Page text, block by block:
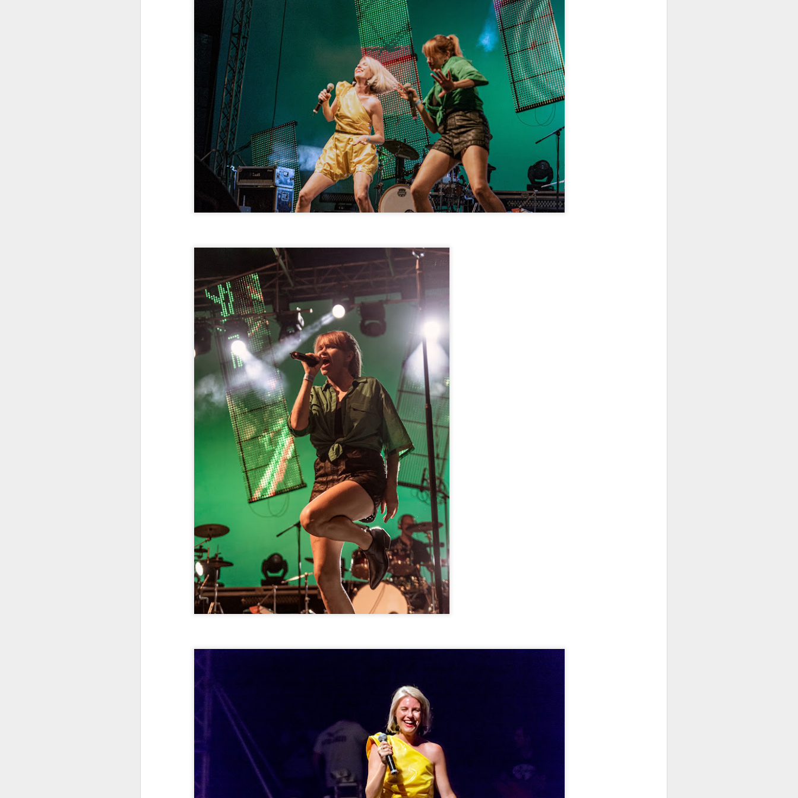
diljem svijeta.
S nizom uzbudljivih ljetnih koncerata, počevši od nastupa mega
popularne Dua Lipe 9. lipnja, pa sve do izvođača poput The Smile-a 15.
Festival čokolade u Opatiji od 10-12.11.2023 u centru
Gervais
Festival čokolade u Opatiji je najveći i najstariji hrvatski događaj
posvećen čokoladi. Ove godine, festival se održava od 10. do 12.
studenog.2023
Festival nudi razne aktivnosti koje uključuju:
- Čokoladna čarolija u Centru Gervais, gdje se okupljaju najbolji domaći i
međunarodni čokoladni brendovi i predstavljaju jedinstvene i teško
dostupne čokoladne delicije.
NOV
GLAZBENI SPEKTAKL ‘ROCK OPERA’ NA
TURNEJI HRVATSKOM održan u Rijeci
rock’n’rolla, s izvedbama najvećih hitova u izvedbi međunarodnog
simfonijskog orkestra, big banda i zbora. Na repertoaru koncerta našlo
se čak 22 hita rock-grupa koje su ostavile neizbrisiv trag na svjetskoj i
domaćoj glazbenoj sceni 20. stoljeća.
OCT
8
Izvrstan koncert u dvorani Zamet u Rijeci Pink Floyd
History - THE DARK SIDE ORCHESTRA
Koncert THE DARK SIDE ORCHESTRA Pink Floyd History bio je
jedinstveni glazbeni događaj koji je obilježio 50. obljetnicu izlaska
albuma “Dark Side of the Moon” - remek-djela grupe Pink Floyd.
Na koncertu, koji se održao u Dvorani Zamet u Rijeci 7. listopada 2023.
godine, nastupio je 30-članski simfonijski orkestar i bend Pink Floyd
History, koji je poznat po svojim vjernim interpretacijama pjesama
legendarnog benda.
SEP
19
U Opatiji održana Mediteranska izložba mačaka -
Mediterranean Winner Show
Mediteranska izložba mačaka 2023. održana je u Opatiji od 16. do 17.
rujna. Bila je to najveća felinološka manifestacija u Hrvatskoj do sada, s
237 mačaka iz 15 europskih zemalja. Na izložbi su sudjelovale mačke
iz 31 pasmine, uključujući Perzijske, Ragdoll, Maine Coon, Sibirske,
Turske angore i druge.
Izložba je otvorena u subotu, 16. rujna, u 10 sati. U subotu su se
održavala suđenja za pojedine kategorije, a u nedjelju, 17. rujna,
proglašeni su pobjednici u svim kategorijama.
AUG
29
GIPSY KINGS ft. Tonino Baliardo održali pravu latino
feštu u Opatiji 28.08.2023
neprikladnih za održavanje koncerta nisu nastupili kako je najavljeno na
ostati urezan u sjećanjima svih prisutnih.
Veliki romantik Albano održao sjajan koncert pred
prepunom pozornicom u Opatiji
Na opatijskoj ljetnoj pozornici održan je uzbudljiv nastup slavnog
talijanskog pjevača Albana Carrisija.
Koncert Albano, poznatog i kao Al Bano, oduševio je brojnu publiku na